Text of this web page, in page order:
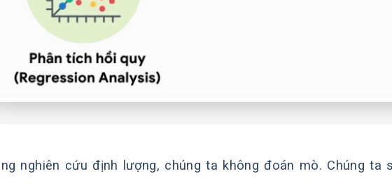
nghiên cứu định lượng, chúng ta không đoán mò. Chúng ta